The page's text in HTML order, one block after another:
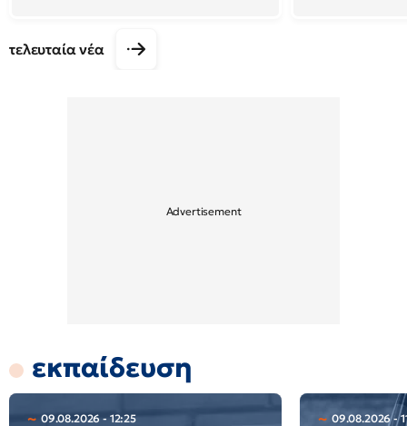
τελευταία νέα
εκπαίδευση
09.08.2026 - 12:25 09.08.2026 -